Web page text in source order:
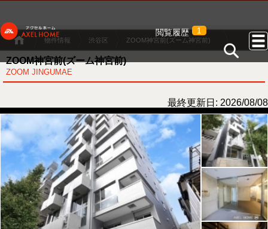
閲覧履歴 1
物件情報 渋谷区 ZOOM神宮前(ズーム神宮前)
ZOOM神宮前(ズーム神宮前)
ZOOM JINGUMAE
最終更新日: 2026/08/08